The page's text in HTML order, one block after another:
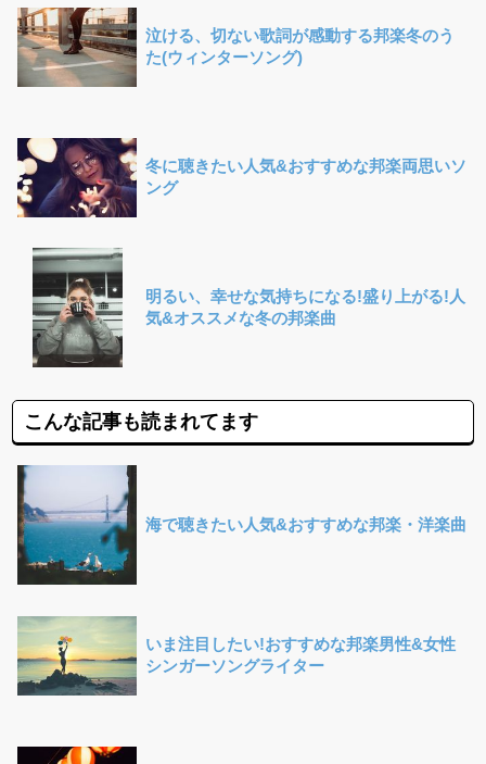
泣ける、切ない歌詞が感動する邦楽冬のう
た(ウィンターソング)
冬に聴きたい人気&おすすめな邦楽両思いソ
ング
明るい、幸せな気持ちになる!盛り上がる!人
気&オススメな冬の邦楽曲
こんな記事も読まれてます
海で聴きたい人気&おすすめな邦楽・洋楽曲
いま注目したい!おすすめな邦楽男性&女性
シンガーソングライター